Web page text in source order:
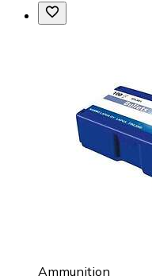
Ammunition